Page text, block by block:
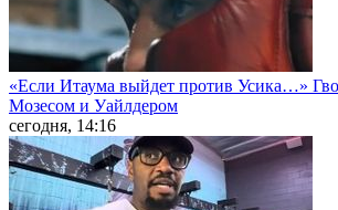
«Если Итаума выйдет против Усика…»
Мозесом и Уайлдером
сегодня, 14:16